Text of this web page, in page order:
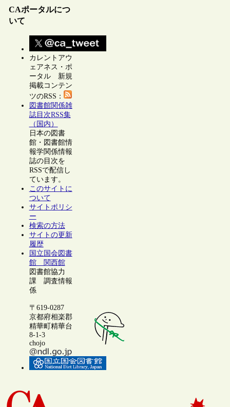
CAポータルにつ
いて
カレントアウ
ェアネス・ポ
ータル 新規
掲載コンテン
ツのRSS：
図書館関係雑
誌目次RSS集
（国内）
日本の図書
館・図書館情
報学関係情報
誌の目次を
RSSで配信し
ています。
このサイトに
ついて
サイトポリシ
ー
検索の方法
サイトの更新
履歴
国立国会図書
館 関西館
図書館協力
課 調査情報
係
〒619-0287
京都府相楽郡
精華町精華台
8-1-3
chojo